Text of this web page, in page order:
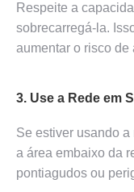
Respeite a
sobrecarregá-la.
aumentar o risco de
3. Use a Rede em
Se estiver usando
a área embaixo da
pontiagudos ou